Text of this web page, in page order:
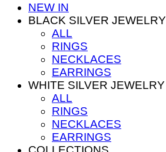
NEW IN
BLACK SILVER JEWELRY
ALL
RINGS
NECKLACES
EARRINGS
WHITE SILVER JEWELRY
ALL
RINGS
NECKLACES
EARRINGS